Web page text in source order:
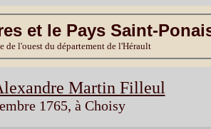
et le Pays Saint-
de l'ouest du département de l'Hérault
Martin Filleul
1765, à Choisy